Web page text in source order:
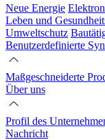
Neue Energie
Leben und
Umweltschutz
Benutzerdefinierte
Maßgeschneiderte
Über uns
Profil des
Nachricht